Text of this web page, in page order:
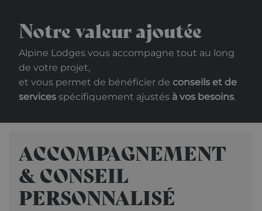
Notre valeur ajoutée
Alpine Lodges vous accompagne tout au long
de votre projet,
et vous permet de bénéficier de conseils et de
services spécifiquement ajustés à vos besoins.
ACCOMPAGNEMENT
& CONSEIL
PERSONNALISÉ